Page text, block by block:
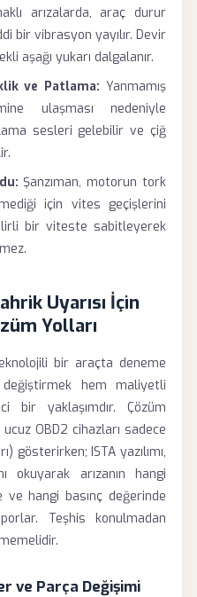
arızalarda, araç durur
bir vibrasyon yayılır. Devir
aşağı yukarı dalgalanır.
ve Patlama: Yanmamış
ulaşması nedeniyle
sesleri gelebilir ve çiğ
Şanzıman, motorun tork
için vites geçişlerini
bir viteste sabitleyerek
Uyarısı İçin
Yolları
bir araçta deneme
hem maliyetli
bir yaklaşımdır. Çözüm
OBD2 cihazları sadece
gösterirken; ISTA yazılımı,
okuyarak arızanın hangi
hangi basınç değerinde
Teşhis konulmadan
ve Parça Değişimi